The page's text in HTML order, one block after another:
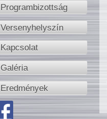
Programbizottság
Versenyhelyszín
Kapcsolat
Galéria
Eredmények